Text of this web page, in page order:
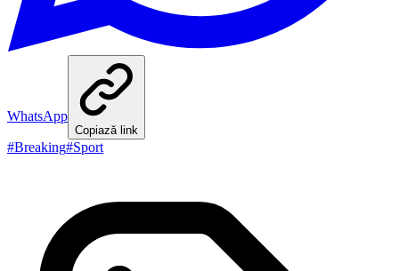
WhatsApp
Copiază link
#Breaking#Sport